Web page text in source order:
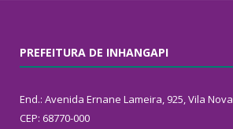
PREFEITURA DE INHANGAPI
End.: Avenida Ernane Lameira, 925, Vila Nova
CEP: 68770-000